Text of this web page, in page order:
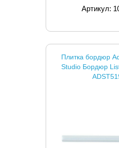
Артикул:
Плитка бордюр
Studio Бордюр